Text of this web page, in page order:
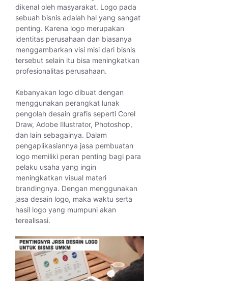
dikenal oleh masyarakat. Logo pada
sebuah bisnis adalah hal yang sangat
penting. Karena logo merupakan
identitas perusahaan dan biasanya
menggambarkan visi misi dari bisnis
tersebut selain itu bisa meningkatkan
profesionalitas perusahaan.
Kebanyakan logo dibuat dengan
menggunakan perangkat lunak
pengolah desain grafis seperti Corel
Draw, Adobe Illustrator, Photoshop,
dan lain sebagainya. Dalam
pengaplikasiannya jasa pembuatan
logo memiliki peran penting bagi para
pelaku usaha yang ingin
meningkatkan visual materi
brandingnya. Dengan menggunakan
jasa desain logo, maka waktu serta
hasil logo yang mumpuni akan
terealisasi.